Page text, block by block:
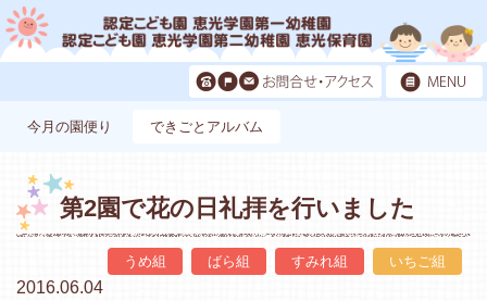
今月の園便り できごとアルバム
第2園で花の日礼拝を行いました
うめ組 ばら組 すみれ組 いちご組
2016.06.04